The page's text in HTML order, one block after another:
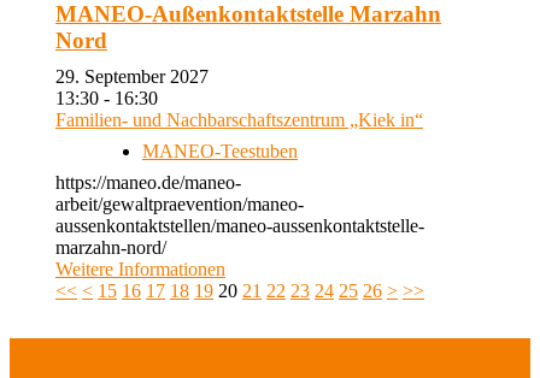
MANEO-Außenkontaktstelle Marzahn
Nord
29. September 2027
13:30 - 16:30
Familien- und Nachbarschaftszentrum „Kiek in“
MANEO-Teestuben
https://maneo.de/maneo-
arbeit/gewaltpraevention/maneo-
aussenkontaktstellen/maneo-aussenkontaktstelle-
marzahn-nord/
Weitere Informationen
<< < 15 16 17 18 19 20 21 22 23 24 25 26 > >>